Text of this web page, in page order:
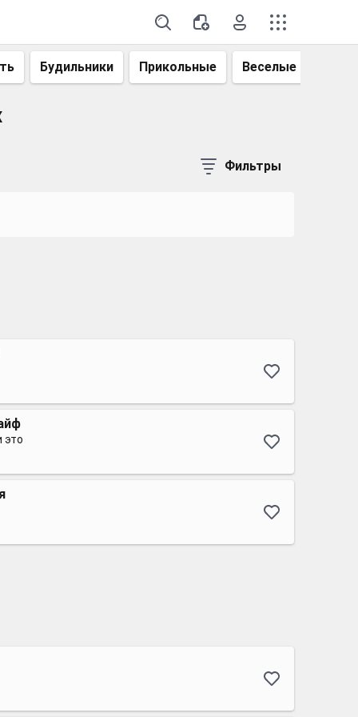
Будильники Прикольные Веселые
Фильтры
это